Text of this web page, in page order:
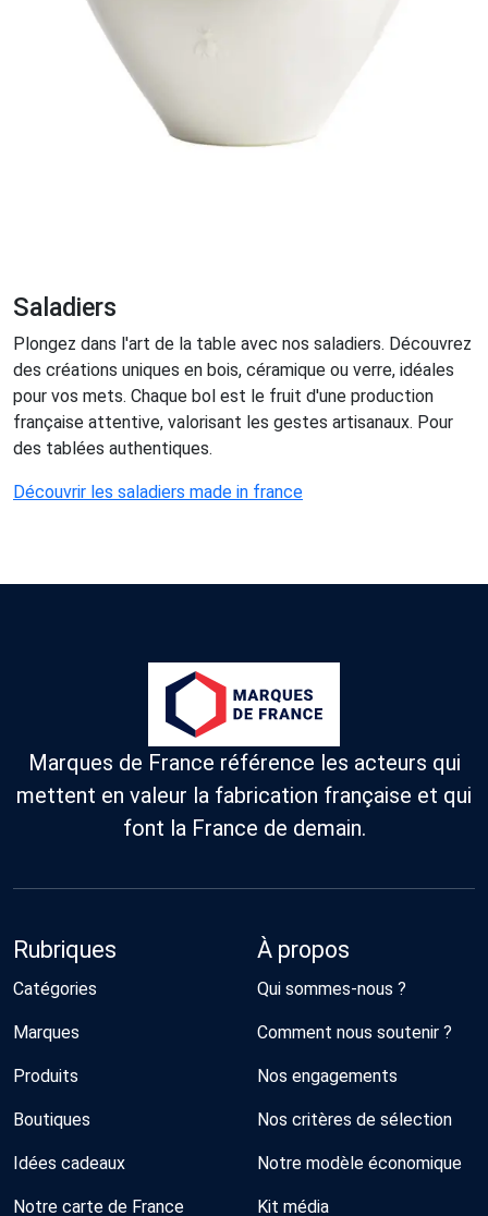
Saladiers
Plongez dans l'art de la table avec nos saladiers. Découvrez
des créations uniques en bois, céramique ou verre, idéales
pour vos mets. Chaque bol est le fruit d'une production
française attentive, valorisant les gestes artisanaux. Pour
des tablées authentiques.
Découvrir les saladiers made in france
Marques de France référence les acteurs qui
mettent en valeur la fabrication française et qui
font la France de demain.
Rubriques
Catégories
Marques
Produits
Boutiques
Idées cadeaux
Notre carte de France
À propos
Qui sommes-nous ?
Comment nous soutenir ?
Nos engagements
Nos critères de sélection
Notre modèle économique
Kit média